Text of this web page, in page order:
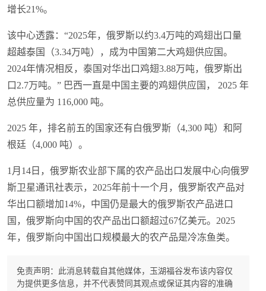
增长21%。
该中心透露：“2025年，俄罗斯以约3.4万吨的鸡翅出口量
超越泰国（3.34万吨），成为中国第二大鸡翅供应国。
2024年情况相反，泰国对华出口鸡翅3.88万吨，俄罗斯出
口2.7万吨。” 巴西一直是中国主要的鸡翅供应国， 2025 年
总供应量为 116,000 吨。
2025 年，排名前五的国家还有白俄罗斯（4,300 吨）和阿
根廷（4,000 吨）。
1月14日，俄罗斯农业部下属的农产品出口发展中心向俄罗
斯卫星通讯社表示，2025年前十一个月，俄罗斯农产品对
华出口额增加14%，中国仍是最大的俄罗斯农产品进口
国，俄罗斯向中国的农产品出口额超过67亿美元。2025
年，俄罗斯向中国出口规模最大的农产品是冷冻鱼类。
免责声明：此消息转载自其他媒体，玉湖福谷发布该内容仅
为提供更多信息，并不代表赞同其观点或保证其内容的准确